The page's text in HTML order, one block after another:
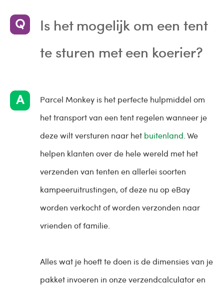
Is het mogelijk om een ​​tent
te sturen met een koerier?
Parcel Monkey is het perfecte hulpmiddel om
het transport van een tent regelen wanneer je
deze wilt versturen naar het buitenland . We
helpen klanten over de hele wereld met het
verzenden van tenten en allerlei soorten
kampeeruitrustingen, of deze nu op eBay
worden verkocht of worden verzonden naar
vrienden of familie.
Alles wat je hoeft te doen is de dimensies van je
pakket invoeren in onze verzendcalculator en